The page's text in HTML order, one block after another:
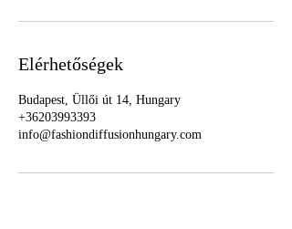
Elérhetőségek
Budapest, Üllői út 14, Hungary
+36203993393
info@fashiondiffusionhungary.com